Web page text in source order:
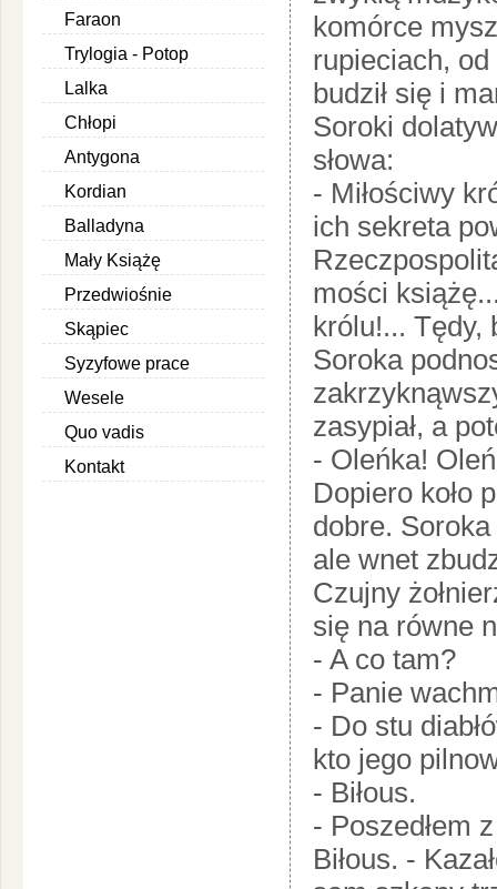
Faraon
Trylogia - Potop
Lalka
Chłopi
Antygona
Kordian
Balladyna
Mały Książę
Przedwiośnie
Skąpiec
Syzyfowe prace
Wesele
Quo vadis
Kontakt
komórce
rupieciach,
budził się i
Soroki
słowa:
- Miłościwy
ich sekreta
mości
królu!... Tędy,
Soroka
zasypiał, a
- Oleńka!
Dopiero koło
dobre.
ale wnet
Czujny
się na równe
- A co tam?
- Panie
- Do stu
kto jego
- Biłous.
- Poszedłem
Biłous. -